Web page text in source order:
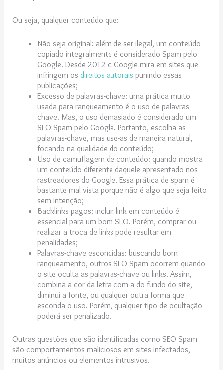
Ou seja, qualquer conteúdo que:
Não seja original: além de ser ilegal, um conteúdo
copiado integralmente é considerado Spam pelo
Google. Desde 2012 o Google mira em sites que
infringem os direitos autorais punindo essas
publicações;
Excesso de palavras-chave: uma prática muito
usada para ranqueamento é o uso de palavras-
chave. Mas, o uso demasiado é considerado um
SEO Spam pelo Google. Portanto, escolha as
palavras-chave, mas use-as de maneira natural,
focando na qualidade do conteúdo;
Uso de camuflagem de conteúdo: quando mostra
um conteúdo diferente daquele apresentado nos
rastreadores do Google. Essa prática de spam é
bastante mal vista porque não é algo que seja feito
sem intenção;
Backlinks pagos: incluir link em conteúdo é
essencial para um bom SEO. Porém, comprar ou
realizar a troca de links pode resultar em
penalidades;
Palavras-chave escondidas: buscando bom
ranqueamento, outros SEO Spam ocorrem quando
o site oculta as palavras-chave ou links. Assim,
combina a cor da letra com a do fundo do site,
diminui a fonte, ou qualquer outra forma que
esconda o uso. Porém, qualquer tipo de ocultação
poderá ser penalizado.
Outras questões que são identificadas como SEO Spam
são comportamentos maliciosos em sites infectados,
muitos anúncios ou elementos intrusivos.